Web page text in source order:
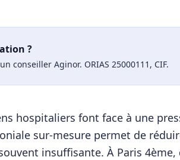
?
conseiller Aginor. ORIAS 25000111, CIF.
hospitaliers font face à une
sur-mesure permet de
insuffisante. À Paris 4ème,